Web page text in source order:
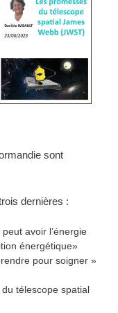
sont
dernières :
avoir l’énergie
énergétique»
pour soigner »
télescope spatial